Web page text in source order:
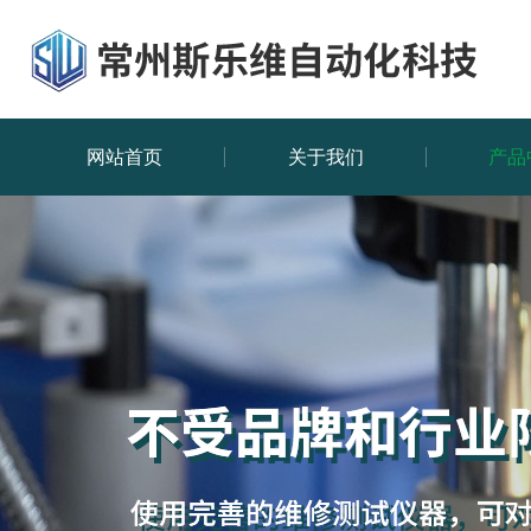
网站首页 关于我们 产品